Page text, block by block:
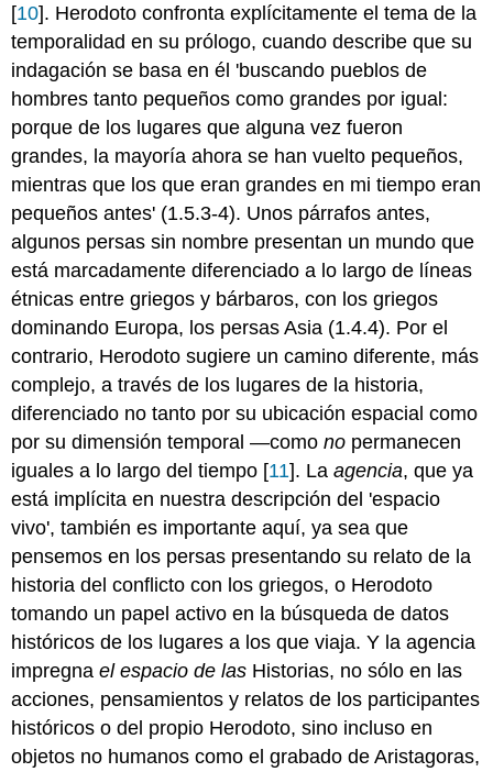
[10]. Herodoto confronta explícitamente el tema de la
temporalidad en su prólogo, cuando describe que su
indagación se basa en él 'buscando pueblos de
hombres tanto pequeños como grandes por igual:
porque de los lugares que alguna vez fueron
grandes, la mayoría ahora se han vuelto pequeños,
mientras que los que eran grandes en mi tiempo eran
pequeños antes' (1.5.3-4). Unos párrafos antes,
algunos persas sin nombre presentan un mundo que
está marcadamente diferenciado a lo largo de líneas
étnicas entre griegos y bárbaros, con los griegos
dominando Europa, los persas Asia (1.4.4). Por el
contrario, Herodoto sugiere un camino diferente, más
complejo, a través de los lugares de la historia,
diferenciado no tanto por su ubicación espacial como
por su dimensión temporal —comono permanecen
iguales a lo largo del tiempo [11]. Laagencia, que ya
está implícita en nuestra descripción del 'espacio
vivo', también es importante aquí, ya sea que
pensemos en los persas presentando su relato de la
historia del conflicto con los griegos, o Herodoto
tomando un papel activo en la búsqueda de datos
históricos de los lugares a los que viaja. Y la agencia
impregnael espacio de las Historias, no sólo en las
acciones, pensamientos y relatos de los participantes
históricos o del propio Herodoto, sino incluso en
objetos no humanos como el grabado de Aristagoras,